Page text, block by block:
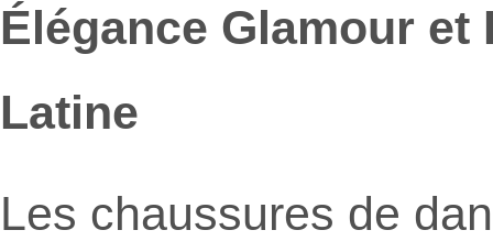
Élégance Glamour
Latine
Les chaussures de